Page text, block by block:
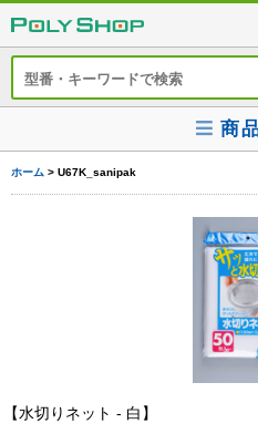
商
ホーム > U67K_sanipak
水切りネット - 白